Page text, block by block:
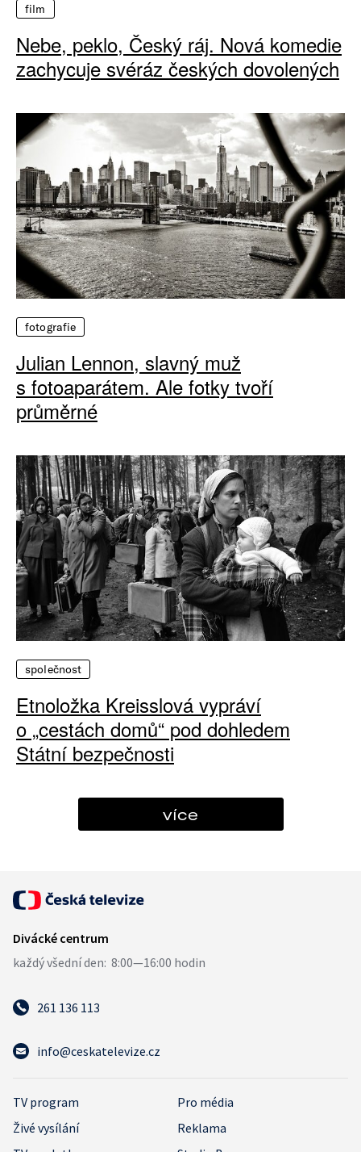
film
Nebe, peklo, Český ráj. Nová komedie
zachycuje svéráz českých dovolených
fotografie
Julian Lennon, slavný muž
s fotoaparátem. Ale fotky tvoří
průměrné
společnost
Etnoložka Kreisslová vypráví
o „cestách domů“ pod dohledem
Státní bezpečnosti
více
261 136 113
info@ceskatelevize.cz
TV program
Pro média
Živé vysílání
Reklama